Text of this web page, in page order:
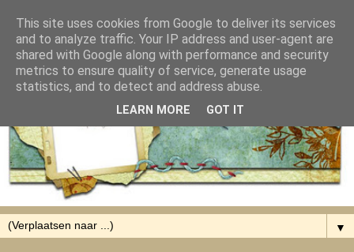
▼
This site uses cookies from Google to deliver its services
and to analyze traffic. Your IP address and user-agent are
shared with Google along with performance and security
metrics to ensure quality of service, generate usage
statistics, and to detect and address abuse.
LEARN MORE GOT IT